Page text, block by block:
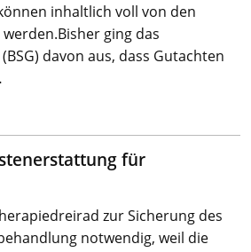
inhaltlich voll von den
ging das
davon aus, dass Gutachten
für
zur Sicherung des
notwendig, weil die